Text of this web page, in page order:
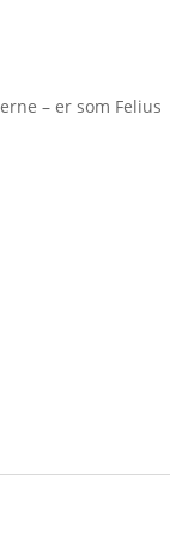
– er som Felius